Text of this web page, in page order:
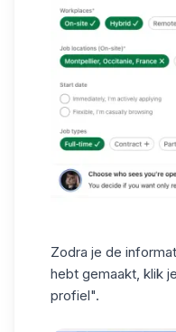
Zodra je de
hebt gemaakt, klik
profiel".